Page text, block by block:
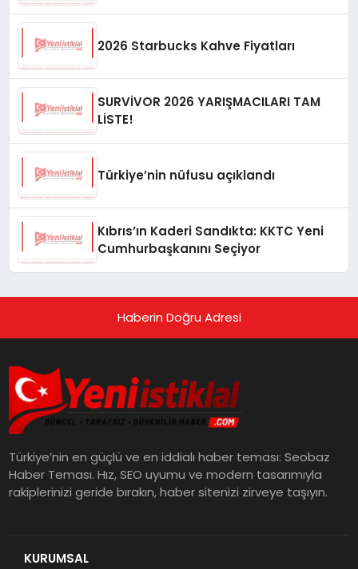
2026 Starbucks Kahve Fiyatları
SURVİVOR 2026 YARIŞMACILARI TAM
LİSTE!
Türkiye’nin nüfusu açıklandı
Kıbrıs’ın Kaderi Sandıkta: KKTC Yeni
Cumhurbaşkanını Seçiyor
Haberin Doğru Adresi
Türkiye’nin en güçlü ve en iddialı haber teması: Seobaz
Haber Teması. Hız, SEO uyumu ve modern tasarımıyla
rakiplerinizi geride bırakın, haber sitenizi zirveye taşıyın.
KURUMSAL